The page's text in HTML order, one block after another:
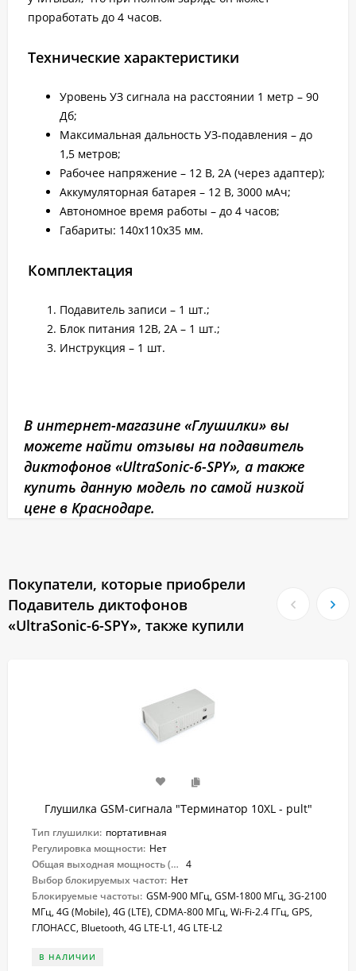
проработать до 4 часов.
Технические характеристики
Уровень УЗ сигнала на расстоянии 1 метр – 90
Дб;
Максимальная дальность УЗ-подавления – до
1,5 метров;
Рабочее напряжение – 12 В, 2А (через адаптер);
Аккумуляторная батарея – 12 В, 3000 мАч;
Автономное время работы – до 4 часов;
Габариты: 140х110х35 мм.
Комплектация
Подавитель записи – 1 шт.;
Блок питания 12В, 2А – 1 шт.;
Инструкция – 1 шт.
В интернет-магазине «Глушилки» вы
можете найти отзывы на подавитель
диктофонов «UltraSonic-6-SPY», а также
купить данную модель по самой низкой
цене в Краснодаре.
Покупатели, которые приобрели
Подавитель диктофонов
«UltraSonic-6-SPY», также купили
Глушилка GSM-сигнала "Терминатор 10XL - pult"
Тип глушилки: портативная
Регулировка мощности: Нет
Общая выходная мощность (Вт): 4
Выбор блокируемых частот: Нет
Блокируемые частоты: GSM-900 МГц, GSM-1800 МГц, 3G-2100
МГц, 4G (Mobile), 4G (LTE), CDMA-800 МГц, Wi-Fi-2.4 ГГц, GPS,
ГЛОНАСС, Bluetooth, 4G LTE-L1, 4G LTE-L2
В НАЛИЧИИ